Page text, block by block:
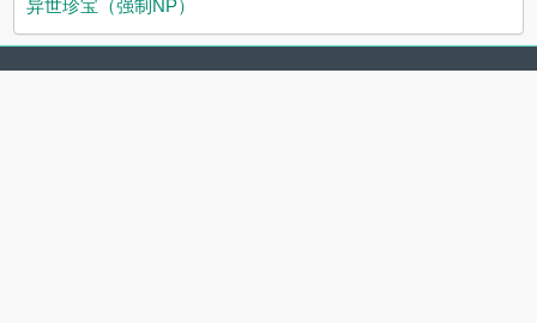
异世珍宝（强制NP）